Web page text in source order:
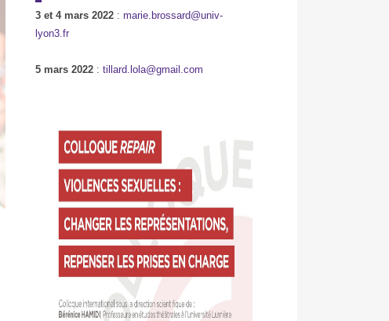
3 et 4 mars 2022 :marie.brossard@univ-
lyon3.fr
5 mars 2022 :tillard.lola@gmail.com